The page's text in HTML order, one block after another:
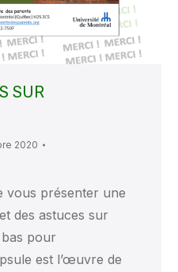
SUR
2020
vous présenter une
des astuces sur
pour
est l’œuvre de